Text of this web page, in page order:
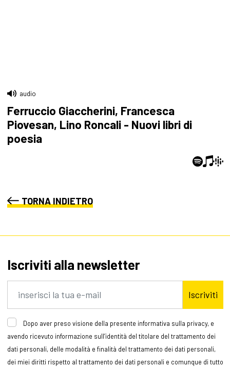
audio
Ferruccio Giaccherini, Francesca
Piovesan, Lino Roncali - Nuovi libri di
poesia
TORNA INDIETRO
Iscriviti alla newsletter
Iscriviti
Dopo aver preso visione della presente informativa sulla privacy, e
avendo ricevuto informazione sull’identità del titolare del trattamento dei
dati personali, delle modalità e finalità del trattamento dei dati personali,
dei miei diritti rispetto al trattamento dei dati personali e comunque di tutto